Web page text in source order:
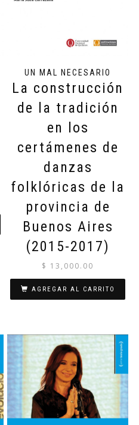
UN MAL NECESARIO
La construcción
de la tradición
en los
certámenes de
danzas
folklóricas de la
provincia de
Buenos Aires
(2015-2017)
$ 13,000.00
AGREGAR AL CARRITO